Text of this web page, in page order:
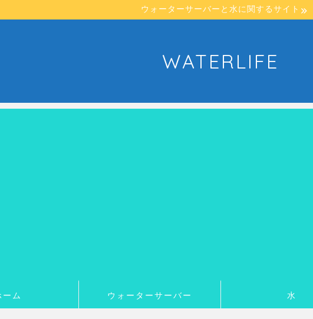
ウォーターサーバーと水に関するサイト
WATERLIFE
ーム ウォーターサーバー 水